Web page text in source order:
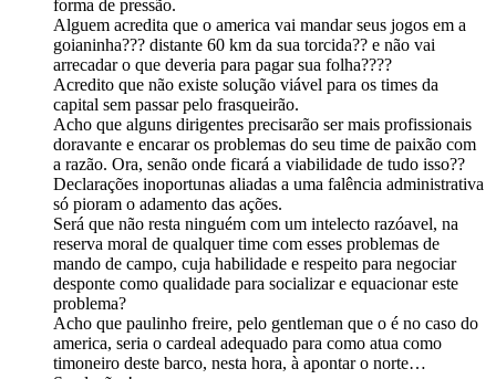
forma de pressão.
Alguem acredita que o america vai mandar seus jogos em a
goianinha??? distante 60 km da sua torcida?? e não vai
arrecadar o que deveria para pagar sua folha????
Acredito que não existe solução viável para os times da
capital sem passar pelo frasqueirão.
Acho que alguns dirigentes precisarão ser mais profissionais
doravante e encarar os problemas do seu time de paixão com
a razão. Ora, senão onde ficará a viabilidade de tudo isso??
Declarações inoportunas aliadas a uma falência administrativa
só pioram o adamento das ações.
Será que não resta ninguém com um intelecto razóavel, na
reserva moral de qualquer time com esses problemas de
mando de campo, cuja habilidade e respeito para negociar
desponte como qualidade para socializar e equacionar este
problema?
Acho que paulinho freire, pelo gentleman que o é no caso do
america, seria o cardeal adequado para como atua como
timoneiro deste barco, nesta hora, à apontar o norte…